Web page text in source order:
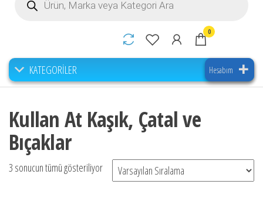
s
e
a
r
0
KATEGORİLER Hesabım
Kullan At Kaşık, Çatal ve
Bıçaklar
3 sonucun tümü gösteriliyor